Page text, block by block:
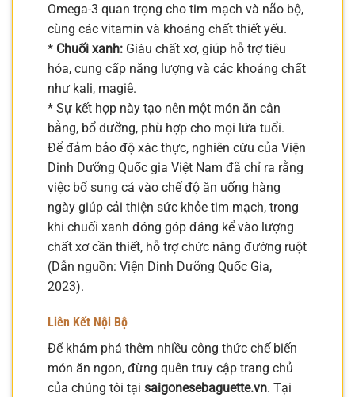
Omega-3 quan trọng cho tim mạch và não bộ,
cùng các vitamin và khoáng chất thiết yếu.
* Chuối xanh: Giàu chất xơ, giúp hỗ trợ tiêu
hóa, cung cấp năng lượng và các khoáng chất
như kali, magiê.
* Sự kết hợp này tạo nên một món ăn cân
bằng, bổ dưỡng, phù hợp cho mọi lứa tuổi.
Để đảm bảo độ xác thực, nghiên cứu của Viện
Dinh Dưỡng Quốc gia Việt Nam đã chỉ ra rằng
việc bổ sung cá vào chế độ ăn uống hàng
ngày giúp cải thiện sức khỏe tim mạch, trong
khi chuối xanh đóng góp đáng kể vào lượng
chất xơ cần thiết, hỗ trợ chức năng đường ruột
(Dẫn nguồn: Viện Dinh Dưỡng Quốc Gia,
2023).
Liên Kết Nội Bộ
Để khám phá thêm nhiều công thức chế biến
món ăn ngon, đừng quên truy cập trang chủ
của chúng tôi tại saigonesebaguette.vn. Tại